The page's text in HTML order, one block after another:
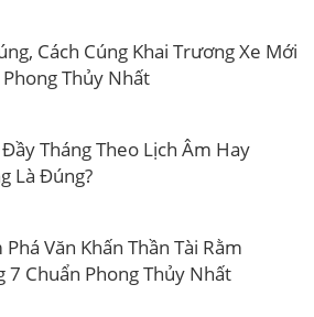
Cách Cúng Khai Trương Xe Mới
Thủy Nhất
Tháng Theo Lịch Âm Hay
Là Đúng?
Phá Văn Khấn Thần Tài Rằm
7 Chuẩn Phong Thủy Nhất